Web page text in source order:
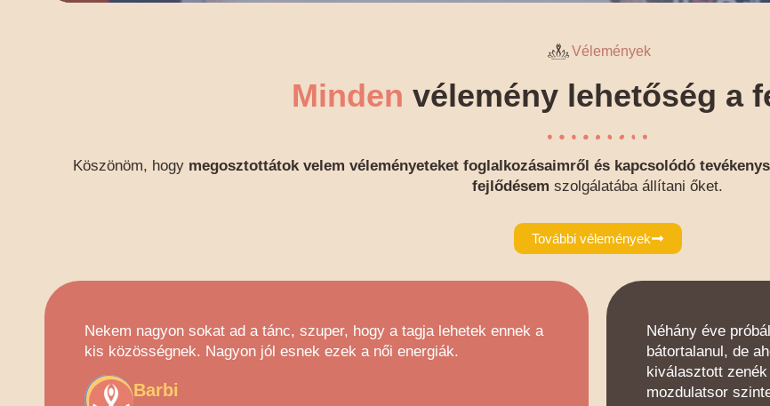
Vélemények
Minden vélemény lehetőség a
Köszönöm, hogy megosztottátok velem véleményeteket foglalkozásaimről és kapcsolódó
fejlődésem szolgálatába állítani őket.
További vélemények
Nekem nagyon sokat ad a tánc, szuper, hogy a tagja lehetek ennek a
kis közösségnek. Nagyon jól esnek ezek a női energiák.
Barbi
Néhány éve
bátortalanul, de
kiválasztott
mozdulatsor